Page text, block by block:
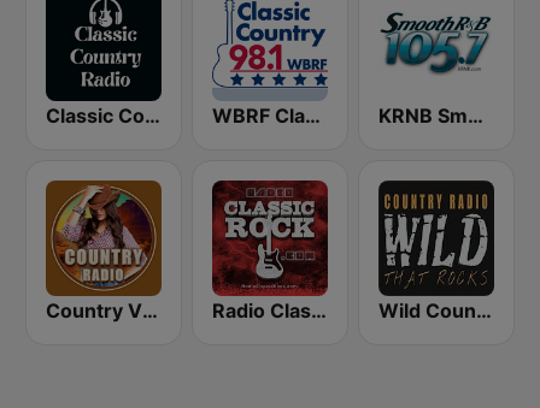
Classic Country Radio WBRF Classic Country 98.1 FM KRNB Smooth R&B 105.7 FM (US Only)
Country Vibes Radio Classic Rock Wild Country Music Radio